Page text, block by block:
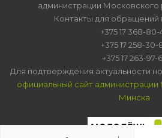
администрации Московского
Контакты для обращений
+375 17 368-80-
+375 17 258-30-
+375 17 263-97-
Для подтверждения актуальности
официальный сайт
Минска